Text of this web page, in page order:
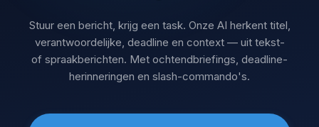
Stuur een bericht, krijg een task. Onze AI herkent titel,
verantwoordelijke, deadline en context — uit tekst-
of spraakberichten. Met ochtendbriefings, deadline-
herinneringen en slash-commando's.